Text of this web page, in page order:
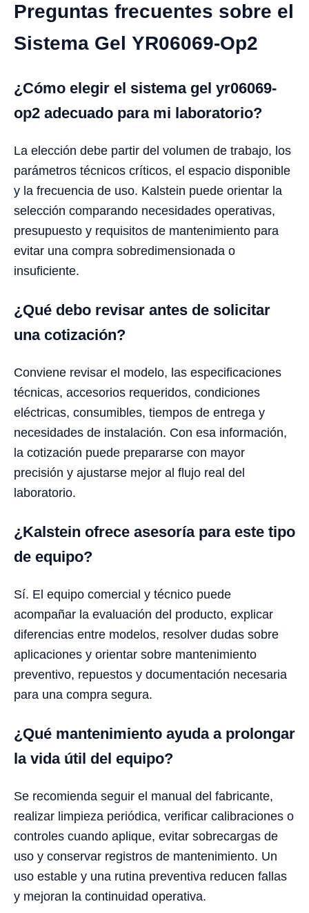
Preguntas frecuentes sobre el
Sistema Gel YR06069-Op2
¿Cómo elegir el sistema gel yr06069-
op2 adecuado para mi laboratorio?
La elección debe partir del volumen de trabajo, los
parámetros técnicos críticos, el espacio disponible
y la frecuencia de uso. Kalstein puede orientar la
selección comparando necesidades operativas,
presupuesto y requisitos de mantenimiento para
evitar una compra sobredimensionada o
insuficiente.
¿Qué debo revisar antes de solicitar
una cotización?
Conviene revisar el modelo, las especificaciones
técnicas, accesorios requeridos, condiciones
eléctricas, consumibles, tiempos de entrega y
necesidades de instalación. Con esa información,
la cotización puede prepararse con mayor
precisión y ajustarse mejor al flujo real del
laboratorio.
¿Kalstein ofrece asesoría para este tipo
de equipo?
Sí. El equipo comercial y técnico puede
acompañar la evaluación del producto, explicar
diferencias entre modelos, resolver dudas sobre
aplicaciones y orientar sobre mantenimiento
preventivo, repuestos y documentación necesaria
para una compra segura.
¿Qué mantenimiento ayuda a prolongar
la vida útil del equipo?
Se recomienda seguir el manual del fabricante,
realizar limpieza periódica, verificar calibraciones o
controles cuando aplique, evitar sobrecargas de
uso y conservar registros de mantenimiento. Un
uso estable y una rutina preventiva reducen fallas
y mejoran la continuidad operativa.